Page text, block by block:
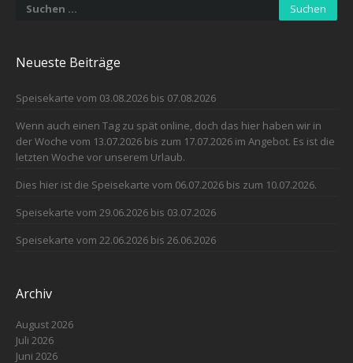
Suchen
nach:
Neueste Beiträge
Speisekarte vom 03.08.2026 bis 07.08.2026
Wenn auch einen Tag zu spät online, doch das hier haben wir in
der Woche vom 13.07.2026 bis zum 17.07.2026 im Angebot. Es ist die
letzten Woche vor unserem Urlaub.
Dies hier ist die Speisekarte vom 06.07.2026 bis zum 10.07.2026.
Speisekarte vom 29.06.2026 bis 03.07.2026
Speisekarte vom 22.06.2026 bis 26.06.2026
Archiv
August 2026
Juli 2026
Juni 2026